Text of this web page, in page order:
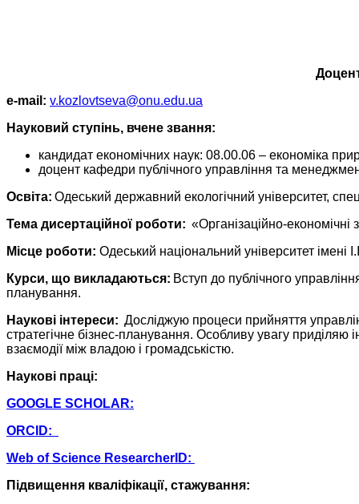
e-mail: v.kozlovtseva@onu.edu.ua
Науковий ступінь, вчене звання:
кандидат економічних наук: 08.00.06 – економіка
доцент кафедри публічного управління та
Освіта: Одеський державний екологічний університет,
Тема дисертаційної роботи: «Організаційно-
Місце роботи: Одеський національний університет імені
Курси, що викладаються: Вступ до публічного
планування.
Наукові інтереси: Досліджую процеси прийняття
стратегічне бізнес-планування. Особливу увагу приділяю
взаємодії між владою і громадськістю.
Наукові праці:
GOOGLE SCHOLAR:
ORCID:
Web of Science ResearcherID:
Підвищення кваліфікації, стажування: